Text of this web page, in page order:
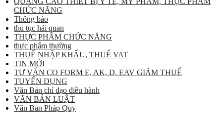
CHỨC NĂNG
Thông báo
thủ tục hải quan
THỰC PHẨM CHỨC NĂNG
thực phẩm thường
THUẾ NHẬP KHẨU, THUẾ VAT
TIN MỚI
TƯ VẤN CO FORM E, AK, D, EAV GIẢM THUẾ
TUYỂN DỤNG
Văn Bản chỉ đạo điều hành
VĂN BẢN LUẬT
Văn Bản Pháp Quy